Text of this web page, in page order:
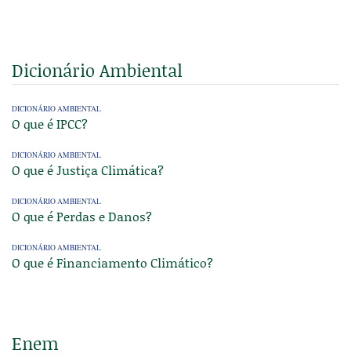
Dicionário Ambiental
DICIONÁRIO AMBIENTAL
O que é IPCC?
DICIONÁRIO AMBIENTAL
O que é Justiça Climática?
DICIONÁRIO AMBIENTAL
O que é Perdas e Danos?
DICIONÁRIO AMBIENTAL
O que é Financiamento Climático?
Enem